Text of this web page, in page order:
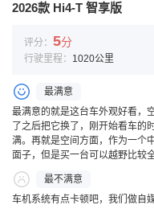
2026款 Hi4-T 智享版
评分： 5分
行驶里程： 1020公里
最满意
最满意的就是这台车外观好看，
了之后把它换了，刚开始看车
满。再就是空间方面，作为一个
面子，但是买一台可以越野比较
最不满意
车机系统有点卡顿吧，我们做自